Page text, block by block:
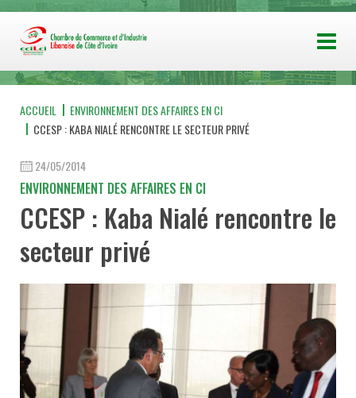
ACCUEIL
ENVIRONNEMENT DES AFFAIRES EN CI
CCESP : KABA NIALÉ RENCONTRE LE SECTEUR PRIVÉ
24/05/2014
ENVIRONNEMENT DES AFFAIRES EN CI
CCESP : Kaba Nialé rencontre le
secteur privé